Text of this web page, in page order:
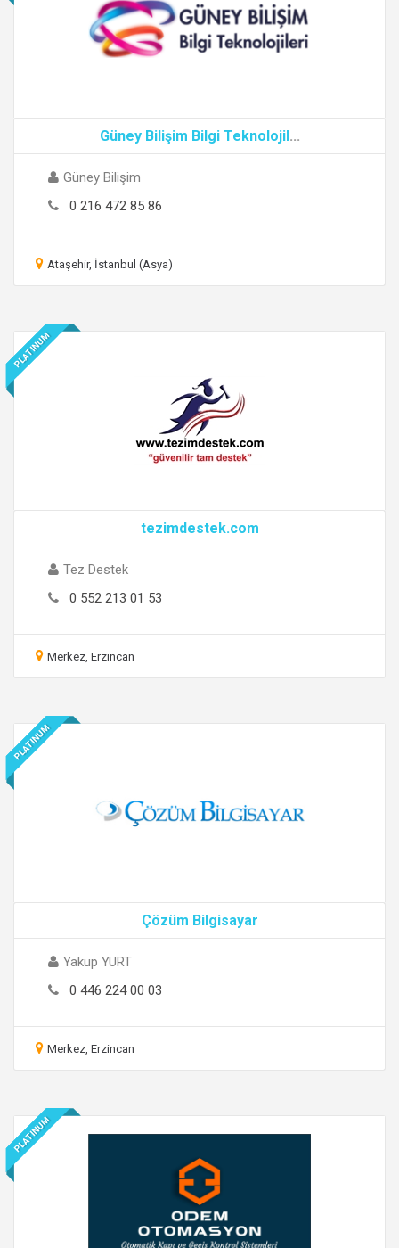
Güney Bilişim Bilgi Teknolojil...
Güney Bilişim
0 216 472 85 86
Ataşehir, İstanbul (Asya)
PLATINUM
tezimdestek.com
Tez Destek
0 552 213 01 53
Merkez, Erzincan
PLATINUM
Çözüm Bilgisayar
Yakup YURT
0 446 224 00 03
Merkez, Erzincan
PLATINUM